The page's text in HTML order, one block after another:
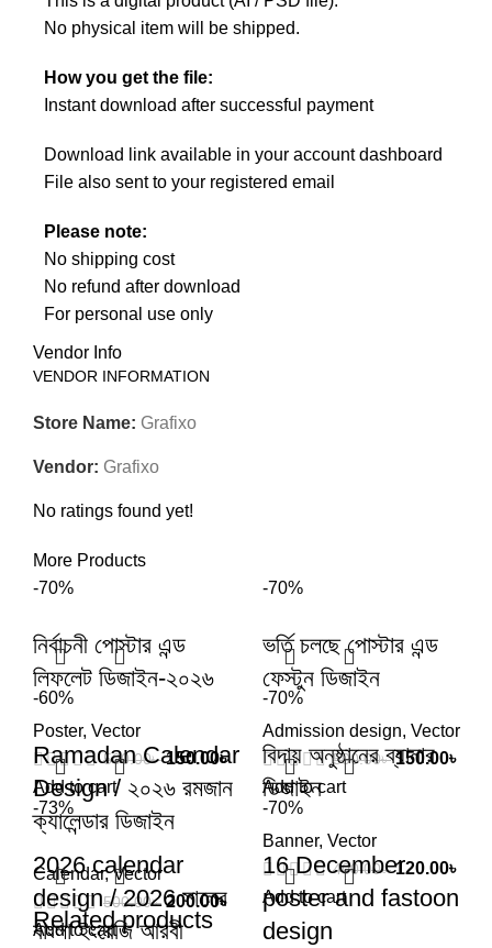
No physical item will be shipped.
How you get the file:
Instant download after successful payment
Download link available in your account dashboard
File also sent to your registered email
Please note:
No shipping cost
No refund after download
For personal use only
Vendor Info
VENDOR INFORMATION
Store Name: Grafixo
Vendor: Grafixo
No ratings found yet!
More Products
-70%
নির্বাচনী পোস্টার এন্ড
লিফলেট ডিজাইন-২০২৬
Poster, Vector
500.00৳ 150.00৳
Add to cart
-70%
ভর্তি চলছে পোস্টার এন্ড
ফেস্টুন ডিজাইন
Admission design, Vector
500.00৳ 150.00৳
Add to cart
-60%
Ramadan Calendar
Design / ২০২৬ রমজান
ক্যালেন্ডার ডিজাইন
Calendar,Vector
500.00৳ 200.00৳
Add to cart
-70%
বিদায় অনুষ্ঠানের ব্যানার
ডিজাইন
Banner, Vector
400.00৳ 120.00৳
Add to cart
-73%
2026 calendar
design / 2026 সালের
বাংলা ইংরেজি আরবী
-70%
16 December
poster and fastoon
design
Related products